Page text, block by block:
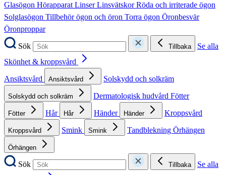
Glasögon HörapparatLinserLinsvätskorRöda och irriterade ögon
Solglasögon Tillbehör ögon och öron Torra ögon Öronbesvär
Öronproppar
Sök
Tillbaka
Se alla
Skönhet & kroppsvård
Ansiktsvård
Ansiktsvård Solskydd och solkräm
Solskydd och solkräm Dermatologisk hudvård Fötter
Fötter Hår Hår Händer Händer Kroppsvård
Kroppsvård Smink Smink Tandblekning Örhängen
Örhängen
Sök Tillbaka
Se alla